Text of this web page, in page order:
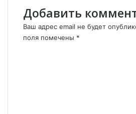
а
н
а
Добавить
Ваш адрес email не будет
поля помечены *